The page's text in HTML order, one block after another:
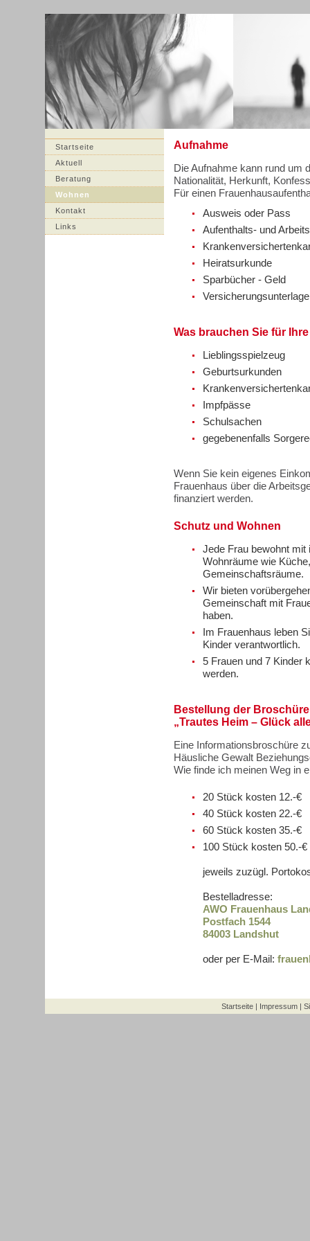
Startseite
Aktuell
Beratung
Wohnen
Kontakt
Links
Aufnahme
Die Aufnahme kann rund um
Nationalität, Herkunft,
Für einen
Ausweis oder Pass
Aufenthalts- und
Heiratsurkunde
Sparbücher - Geld
Was brauchen Sie für
Lieblingsspielzeug
Geburtsurkunden
Impfpässe
Schulsachen
gegebenenfalls
Wenn Sie kein eigenes
Frauenhaus über die
finanziert werden.
Schutz und Wohnen
Jede Frau bewohnt mit
Wohnräume wie
Gemeinschaftsräume.
Wir bieten
Gemeinschaft mit
haben.
Im Frauenhaus leben
Kinder verantwortlich.
5 Frauen und 7 Kinder
werden.
Bestellung der Broschüre
„Trautes Heim – Glück
Eine Informationsbroschüre
Häusliche Gewalt
Wie finde ich meinen Weg in
20 Stück kosten 12.-€
40 Stück kosten 22.-€
60 Stück kosten 35.-€
100 Stück kosten 50.-€
jeweils zuzügl.
Bestelladresse:
AWO Frauenhaus
Postfach 1544
84003 Landshut
oder per E-Mail:
Startseite | Impressum |